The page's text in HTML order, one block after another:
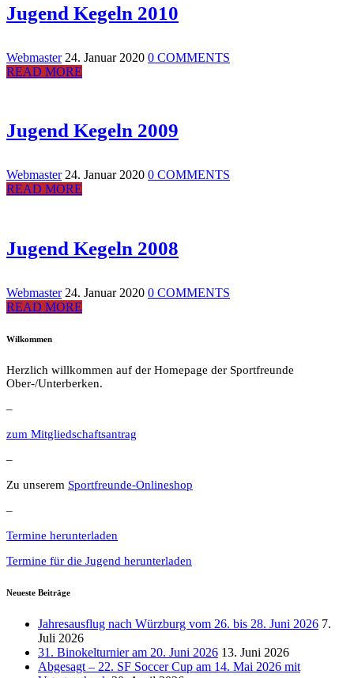
Jugend Kegeln 2010
Webmaster 24. Januar 2020 0 COMMENTS
READ MORE
Jugend Kegeln 2009
Webmaster 24. Januar 2020 0 COMMENTS
READ MORE
Jugend Kegeln 2008
Webmaster 24. Januar 2020 0 COMMENTS
READ MORE
Wilkommen
Herzlich willkommen auf der Homepage der Sportfreunde
Ober-/Unterberken.
–
zum Mitgliedschaftsantrag
–
Zu unserem Sportfreunde-Onlineshop
–
Termine herunterladen
Termine für die Jugend herunterladen
Neueste Beiträge
Jahresausflug nach Würzburg vom 26. bis 28. Juni 2026 7.
Juli 2026
31. Binokelturnier am 20. Juni 2026 13. Juni 2026
Abgesagt – 22. SF Soccer Cup am 14. Mai 2026 mit